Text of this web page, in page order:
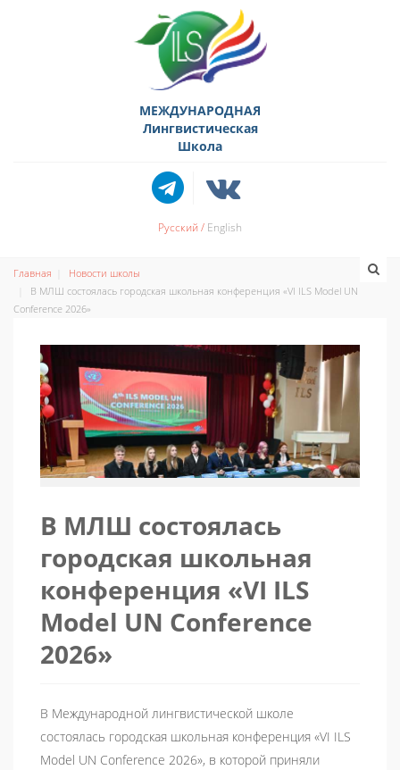
МЕЖДУНАРОДНАЯ
Лингвистическая
Школа
Русский English
Главная
Новости школы
В МЛШ состоялась городская школьная конференция «VI ILS Model UN
Conference 2026»
В МЛШ состоялась
городская школьная
конференция «VI ILS
Model UN Conference
2026»
В Международной лингвистической школе
состоялась городская школьная конференция «VI ILS
Model UN Conference 2026», в которой приняли